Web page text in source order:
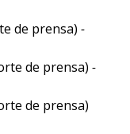
de prensa) -
de prensa) -
de prensa)